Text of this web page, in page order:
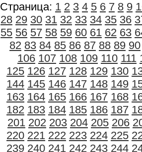
Страница: 1 2 3 4 5 6 7 8 9
28 29 30 31 32 33 34 35 36
55 56 57 58 59 60 61 62 63
82 83 84 85 86 87 88 89 90
106 107 108 109 110 111
125 126 127 128 129 130
144 145 146 147 148 149
163 164 165 166 167 168
182 183 184 185 186 187
201 202 203 204 205 206
220 221 222 223 224 225
239 240 241 242 243 244